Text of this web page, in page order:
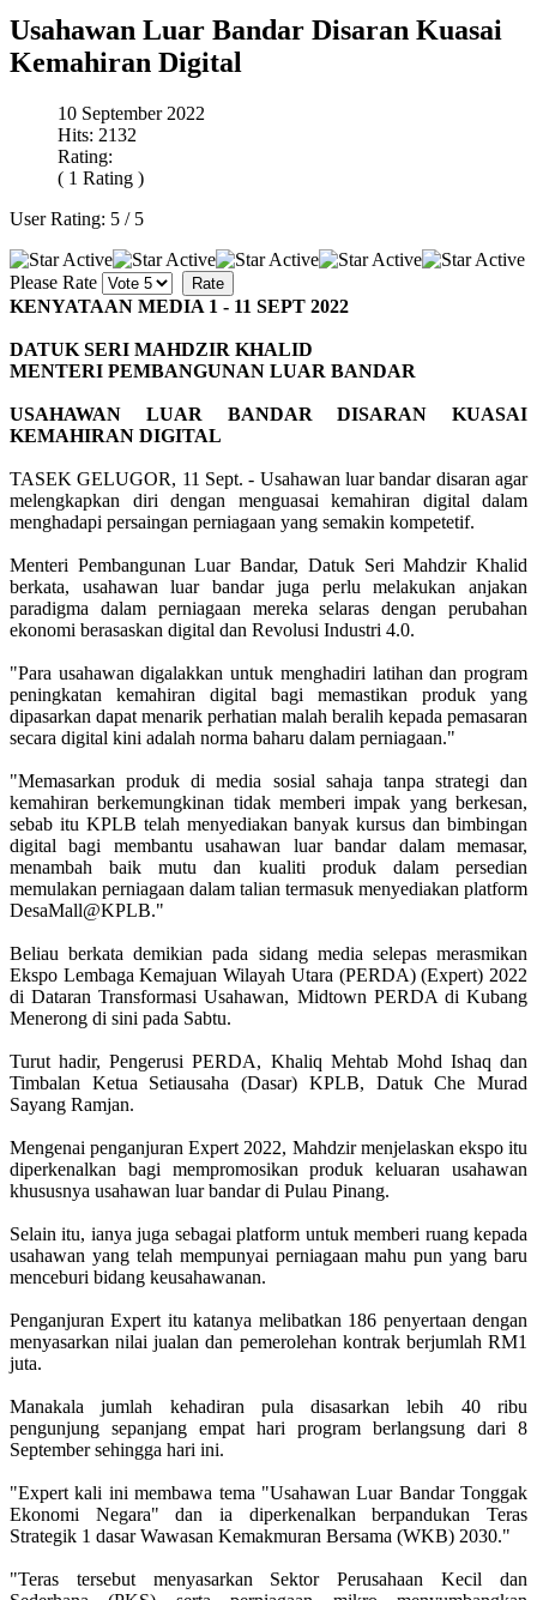
Usahawan Luar Bandar Disaran Kuasai
Kemahiran Digital
10 September 2022
Hits: 2132
Rating:
( 1 Rating )
User Rating: 5 / 5
Please Rate
KENYATAAN MEDIA 1 - 11 SEPT 2022
DATUK SERI MAHDZIR KHALID
MENTERI PEMBANGUNAN LUAR BANDAR
USAHAWAN LUAR BANDAR DISARAN KUASAI
KEMAHIRAN DIGITAL
TASEK GELUGOR, 11 Sept. - Usahawan luar bandar disaran agar
melengkapkan diri dengan menguasai kemahiran digital dalam
menghadapi persaingan perniagaan yang semakin kompetetif.
Menteri Pembangunan Luar Bandar, Datuk Seri Mahdzir Khalid
berkata, usahawan luar bandar juga perlu melakukan anjakan
paradigma dalam perniagaan mereka selaras dengan perubahan
ekonomi berasaskan digital dan Revolusi Industri 4.0.
"Para usahawan digalakkan untuk menghadiri latihan dan program
peningkatan kemahiran digital bagi memastikan produk yang
dipasarkan dapat menarik perhatian malah beralih kepada pemasaran
secara digital kini adalah norma baharu dalam perniagaan."
"Memasarkan produk di media sosial sahaja tanpa strategi dan
kemahiran berkemungkinan tidak memberi impak yang berkesan,
sebab itu KPLB telah menyediakan banyak kursus dan bimbingan
digital bagi membantu usahawan luar bandar dalam memasar,
menambah baik mutu dan kualiti produk dalam persedian
memulakan perniagaan dalam talian termasuk menyediakan platform
DesaMall@KPLB."
Beliau berkata demikian pada sidang media selepas merasmikan
Ekspo Lembaga Kemajuan Wilayah Utara (PERDA) (Expert) 2022
di Dataran Transformasi Usahawan, Midtown PERDA di Kubang
Menerong di sini pada Sabtu.
Turut hadir, Pengerusi PERDA, Khaliq Mehtab Mohd Ishaq dan
Timbalan Ketua Setiausaha (Dasar) KPLB, Datuk Che Murad
Sayang Ramjan.
Mengenai penganjuran Expert 2022, Mahdzir menjelaskan ekspo itu
diperkenalkan bagi mempromosikan produk keluaran usahawan
khususnya usahawan luar bandar di Pulau Pinang.
Selain itu, ianya juga sebagai platform untuk memberi ruang kepada
usahawan yang telah mempunyai perniagaan mahu pun yang baru
menceburi bidang keusahawanan.
Penganjuran Expert itu katanya melibatkan 186 penyertaan dengan
menyasarkan nilai jualan dan pemerolehan kontrak berjumlah RM1
juta.
Manakala jumlah kehadiran pula disasarkan lebih 40 ribu
pengunjung sepanjang empat hari program berlangsung dari 8
September sehingga hari ini.
"Expert kali ini membawa tema "Usahawan Luar Bandar Tonggak
Ekonomi Negara" dan ia diperkenalkan berpandukan Teras
Strategik 1 dasar Wawasan Kemakmuran Bersama (WKB) 2030."
"Teras tersebut menyasarkan Sektor Perusahaan Kecil dan